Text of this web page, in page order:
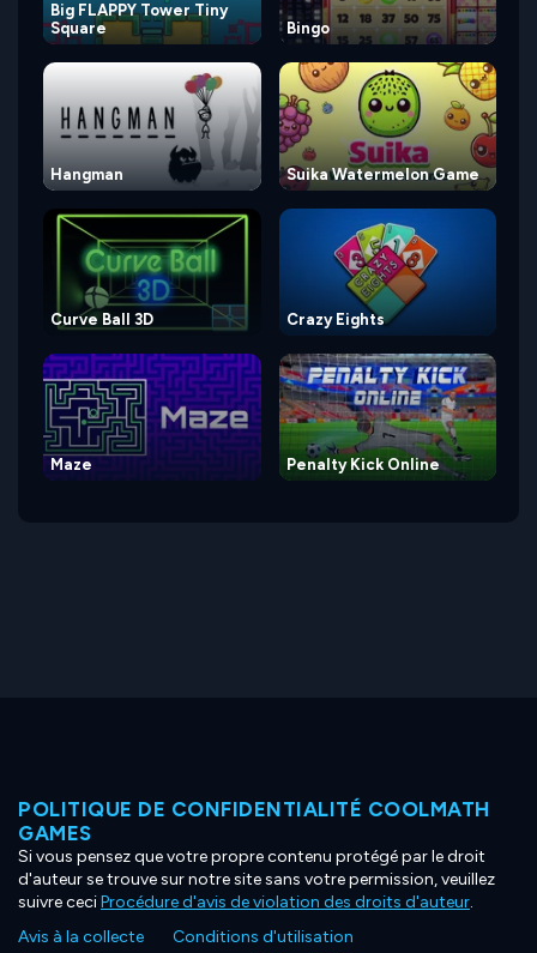
Big FLAPPY Tower Tiny
Square
Bingo
Hangman Suika Watermelon Game
Curve Ball 3D Crazy Eights
Maze Penalty Kick Online
POLITIQUE DE CONFIDENTIALITÉ COOLMATH
GAMES
Si vous pensez que votre propre contenu protégé par le droit
d'auteur se trouve sur notre site sans votre permission, veuillez
suivre ceciProcédure d'avis de violation des droits d'auteur.
Avis à la collecte
Conditions d'utilisation